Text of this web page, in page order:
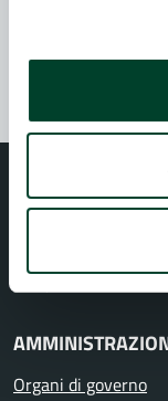
Comune
Organi di governo